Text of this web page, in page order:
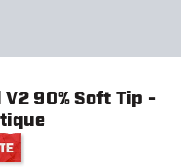
90% Soft Tip -